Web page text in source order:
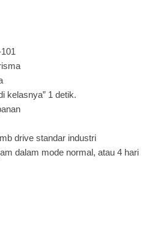
kelasnya” 1 detik.
drive standar industri
dalam mode normal, atau 4 hari